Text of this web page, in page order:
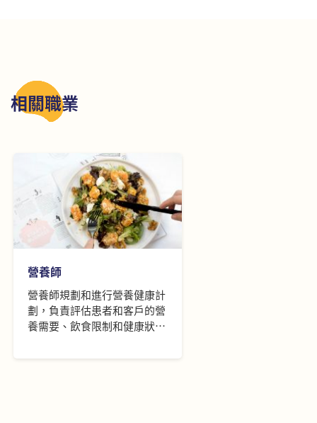
相關職業
營養師
營養師規劃和進行營養健康計
劃，負責評估患者和客戶的營
養需要、飲食限制和健康狀
並會規劃和進行營養評估、執